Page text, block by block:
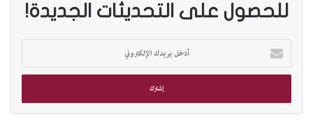
للحصول على التحديثات الجديدة!
خ
ب